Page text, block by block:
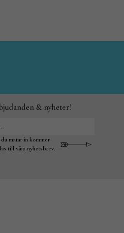
& nyheter!
matar in kommer
till våra nyhetsbrev.